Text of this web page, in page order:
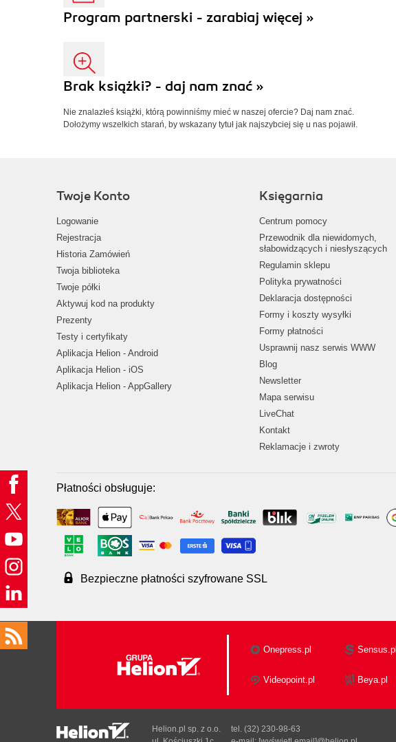
Program partnerski - zarabiaj więcej »
Brak książki? - daj nam znać »
Nie znalazłeś książki, którą powinniśmy mieć w naszej ofercie? Daj nam znać.
Dołożymy wszelkich starań, by wskazany tytuł jak najszybciej się u nas pojawił.
Twoje Konto
Logowanie
Rejestracja
Historia Zamówień
Twoja biblioteka
Twoje półki
Aktywuj kod na produkty
Prezenty
Testy i certyfikaty
Aplikacja Helion - Android
Aplikacja Helion - iOS
Aplikacja Helion - AppGallery
Księgarnia
Centrum pomocy
Przewodnik dla niewidomych,
słabowidzących i niesłyszących
Regulamin sklepu
Polityka prywatności
Deklaracja dostępności
Formy i koszty wysyłki
Formy płatności
Usprawnij nasz serwis WWW
Blog
Newsletter
Mapa serwisu
LiveChat
Kontakt
Reklamacje i zwroty
Płatności obsługuje:
Bezpieczne płatności szyfrowane SSL
Onepress.pl Sensus.pl
Videopoint.pl Beya.pl
Helion.pl sp. z o.o.
tel. (32) 230-98-63